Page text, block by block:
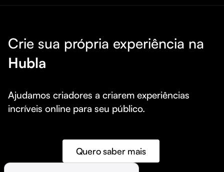
Crie sua própria experiência na
Hubla
Ajudamos criadores a criarem experiências
incríveis online para seu público.
Quero saber mais